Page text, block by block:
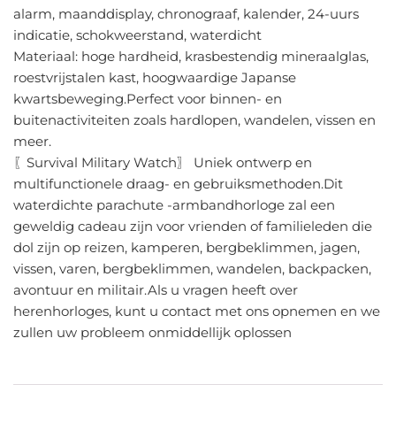
alarm, maanddisplay, chronograaf, kalender, 24-uurs
indicatie, schokweerstand, waterdicht
Materiaal: hoge hardheid, krasbestendig mineraalglas,
roestvrijstalen kast, hoogwaardige Japanse
kwartsbeweging.Perfect voor binnen- en
buitenactiviteiten zoals hardlopen, wandelen, vissen en
meer.
〖Survival Military Watch〗 Uniek ontwerp en
multifunctionele draag- en gebruiksmethoden.Dit
waterdichte parachute -armbandhorloge zal een
geweldig cadeau zijn voor vrienden of familieleden die
dol zijn op reizen, kamperen, bergbeklimmen, jagen,
vissen, varen, bergbeklimmen, wandelen, backpacken,
avontuur en militair.Als u vragen heeft over
herenhorloges, kunt u contact met ons opnemen en we
zullen uw probleem onmiddellijk oplossen